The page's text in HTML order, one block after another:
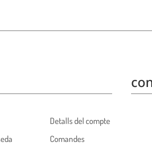
Detalls del compte
Comandes